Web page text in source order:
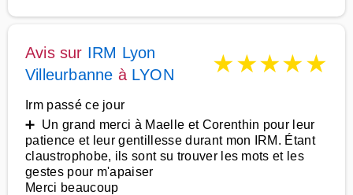
Avis sur IRM Lyon
Villeurbanne à LYON ★★★★★
Irm passé ce jour
➕ Un grand merci à Maelle et Corenthin pour leur
patience et leur gentillesse durant mon IRM. Étant
claustrophobe, ils sont su trouver les mots et les
gestes pour m'apaiser
Merci beaucoup